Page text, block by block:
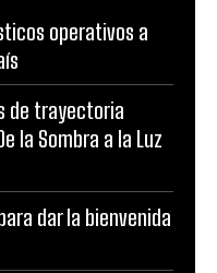
operativos a
de trayectoria
la Sombra a la Luz
dar la bienvenida